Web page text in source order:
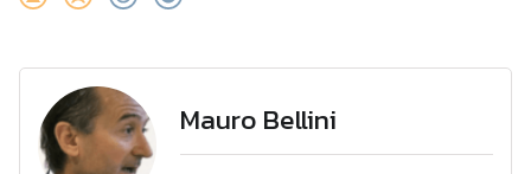
Mauro Bellini